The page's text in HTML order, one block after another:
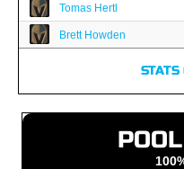
Tomas Hertl
Brett Howden